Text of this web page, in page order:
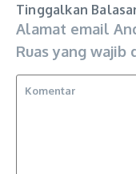
Tinggalkan
Alamat email
Ruas yang wajib